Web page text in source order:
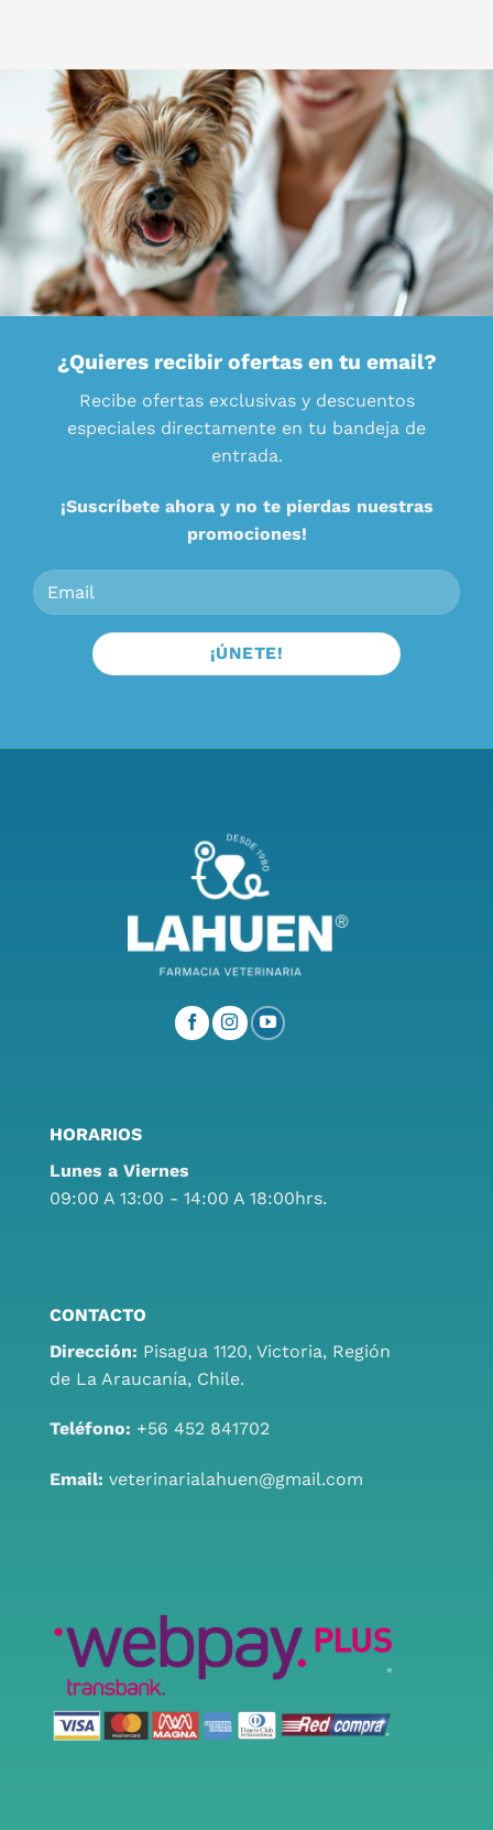
¿Quieres recibir ofertas en tu email?
Recibe ofertas exclusivas y descuentos
especiales directamente en tu bandeja de
entrada.
¡Suscríbete ahora y no te pierdas nuestras
promociones!
HORARIOS
Lunes a Viernes
09:00 A 13:00 - 14:00 A 18:00hrs.
CONTACTO
Dirección: Pisagua 1120, Victoria, Región
de La Araucanía, Chile.
Teléfono: +56 452 841702
Email: veterinarialahuen@gmail.com